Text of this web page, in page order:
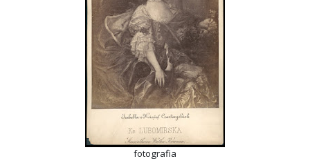
fotografia